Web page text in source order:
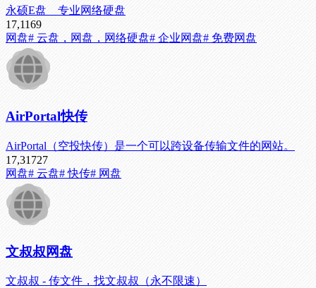
永硕E盘 专业网络硬盘
17,1169
网盘# 云盘，网盘，网络硬盘# 企业网盘# 免费网盘
AirPortal快传
AirPortal（空投快传）是一个可以跨设备传输文件的网站。
17,31727
网盘# 云盘# 快传# 网盘
文叔叔网盘
文叔叔 - 传文件，找文叔叔（永不限速）